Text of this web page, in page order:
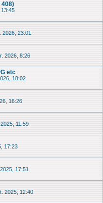
408)
13:45
2026, 23:01
2026, 8:26
etc
18:02
16:26
11:59
17:23
17:51
2025, 12:40